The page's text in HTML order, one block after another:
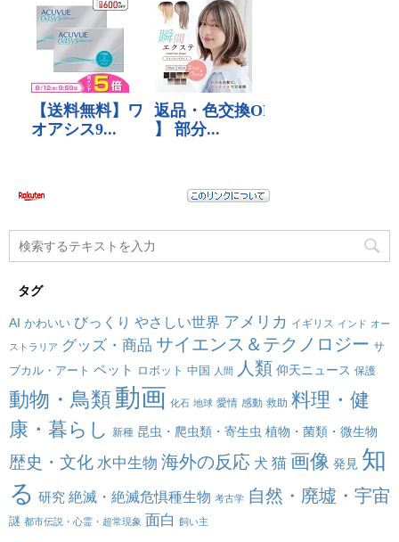
タグ
AI かわいい びっくり やさしい世界 アメリカ イギリス インド オー
ストラリア グッズ・商品 サイエンス＆テクノロジー サ
ブカル・アート ペット ロボット 中国 人間 人類 仰天ニュース 保護
動物・鳥類動画 化石 地球 愛情 感動 救助 料理・健
康・暮らし
新種 昆虫・爬虫類・寄生虫 植物・菌類・微生物
歴史・文化 水中生物 海外の反応 犬 猫 画像 発見 知
る 研究 絶滅・絶滅危惧種生物 考古学 自然・廃墟・宇宙
謎 都市伝説・心霊・超常現象 面白 飼い主